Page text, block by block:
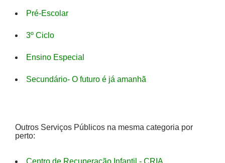
Pré-Escolar
3º Ciclo
Ensino Especial
Secundário- O futuro é já amanhã
Outros Serviços Públicos na mesma categoria por
perto:
Centro de Recuperação Infantil - CRIA